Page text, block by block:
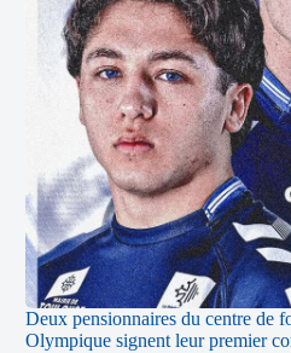
Deux pensionnaires du centre de
Olympique signent leur premier